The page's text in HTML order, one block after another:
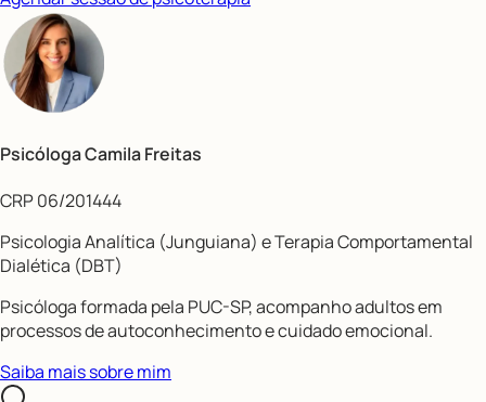
Psicóloga Camila Freitas
CRP 06/201444
Psicologia Analítica (Junguiana) e Terapia Comportamental
Dialética (DBT)
Psicóloga formada pela PUC-SP, acompanho adultos em
processos de autoconhecimento e cuidado emocional.
Saiba mais sobre mim